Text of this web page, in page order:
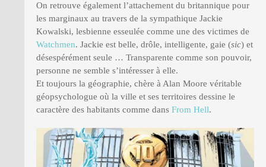
On retrouve également l’attachement du britannique pour
les marginaux au travers de la sympathique Jackie
Kowalski, lesbienne esseulée comme une des victimes de
Watchmen. Jackie est belle, drôle, intelligente, gaie (sic) et
désespérément seule … Transparente comme son pouvoir,
personne ne semble s’intéresser à elle.
Et toujours la géographie, chère à Alan Moore véritable
géopsychologue où la ville et ses territoires dessine le
caractère des habitants comme dans From Hell.